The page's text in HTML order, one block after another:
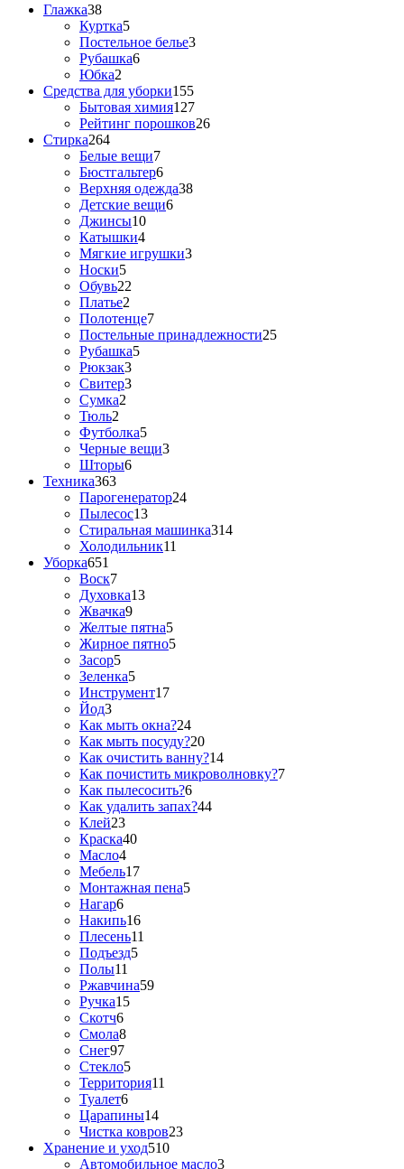
Глажка38
Куртка5
Постельное белье3
Рубашка6
Юбка2
Средства для уборки155
Бытовая химия127
Рейтинг порошков26
Стирка264
Белые вещи7
Бюстгальтер6
Верхняя одежда38
Детские вещи6
Джинсы10
Катышки4
Мягкие игрушки3
Носки5
Обувь22
Платье2
Полотенце7
Постельные принадлежности25
Рубашка5
Рюкзак3
Свитер3
Сумка2
Тюль2
Футболка5
Черные вещи3
Шторы6
Техника363
Парогенератор24
Пылесос13
Стиральная машинка314
Холодильник11
Уборка651
Воск7
Духовка13
Жвачка9
Желтые пятна5
Жирное пятно5
Засор5
Зеленка5
Инструмент17
Йод3
Как мыть окна?24
Как мыть посуду?20
Как очистить ванну?14
Как почистить микроволновку?7
Как пылесосить?6
Как удалить запах?44
Клей23
Краска40
Масло4
Мебель17
Монтажная пена5
Нагар6
Накипь16
Плесень11
Подъезд5
Полы11
Ржавчина59
Ручка15
Скотч6
Смола8
Снег97
Стекло5
Территория11
Туалет6
Царапины14
Чистка ковров23
Хранение и уход510
Автомобильное масло3